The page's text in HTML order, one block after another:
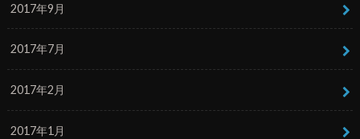
2017年9月
2017年7月
2017年2月
2017年1月